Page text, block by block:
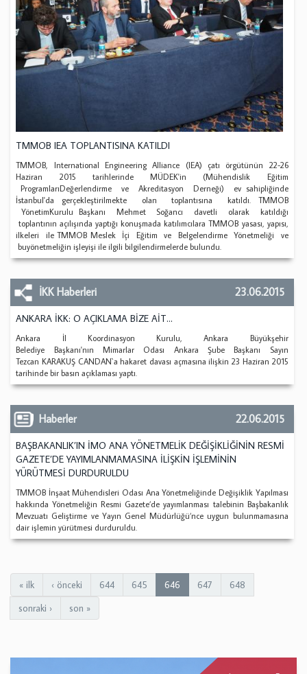
TMMOB IEA TOPLANTISINA KATILDI
TMMOB, International Engineering Alliance (IEA) çatı örgütünün 22-26
Haziran 2015 tarihlerinde MÜDEK'in (Mühendislik Eğitim
ProgramlarıDeğerlendirme ve Akreditasyon Derneği) ev sahipliğinde
İstanbul'da gerçekleştirilmekte olan toplantısına katıldı. TMMOB
YönetimKurulu Başkanı Mehmet Soğancı davetli olarak katıldığı
toplantının açılışında yaptığı konuşmada katılımcılara TMMOB yasası, yapısı,
ilkeleri ile TMMOB Meslek İçi Eğitim ve Belgelendirme Yönetmeliği ve
buyönetmeliğin işleyişi ile ilgili bilgilendirmelerde bulundu.
İKK Haberleri 23.06.2015
ANKARA İKK: O AÇIKLAMA BİZE AİT…
Ankara İl Koordinasyon Kurulu, Ankara Büyükşehir
Belediye Başkanı'nın Mimarlar Odası Ankara Şube Başkanı Sayın
Tezcan KARAKUŞ CANDAN`a hakaret davası açmasına ilişkin 23 Haziran 2015
tarihinde bir basın açıklaması yaptı.
Haberler 22.06.2015
BAŞBAKANLIK’IN İMO ANA YÖNETMELİK DEĞİŞİKLİĞİNİN RESMİ
GAZETE’DE YAYIMLANMAMASINA İLİŞKİN İŞLEMİNİN
YÜRÜTMESİ DURDURULDU
TMMOB İnşaat Mühendisleri Odası Ana Yönetmeliğinde Değişiklik Yapılması
hakkında Yönetmeliğin Resmi Gazete’de yayımlanması talebinin Başbakanlık
Mevzuatı Geliştirme ve Yayın Genel Müdürlüğü’nce uygun bulunmamasına
dair işlemin yürütmesi durduruldu.
« ilk ‹ önceki 644 645 646 647
648
sonraki ›
son »